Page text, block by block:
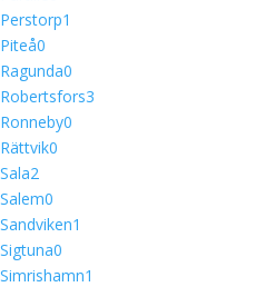
Perstorp1
Piteå0
Ragunda0
Robertsfors3
Ronneby0
Rättvik0
Sala2
Salem0
Sandviken1
Sigtuna0
Simrishamn1